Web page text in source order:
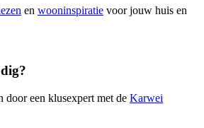
en wooninspiratie voor jouw huis en
een klusexpert met de Karwei